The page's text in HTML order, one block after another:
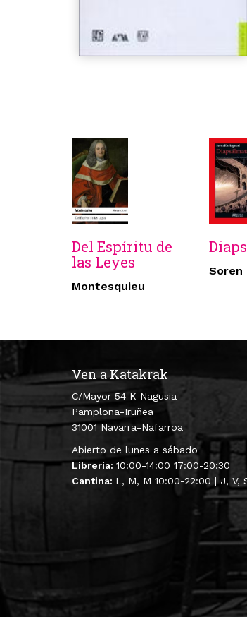
Del Espíritu de
las Leyes
Montesquieu
Soren
Ven a Katakrak
C/Mayor 54 K Nagusia
Pamplona-Iruñea
31001 Navarra-Nafarroa
Abierto de lunes a sábado
Librería: 10:00-14:00 17:00-20:30
Cantina: L, M, M 10:00-22:00 | J, V,